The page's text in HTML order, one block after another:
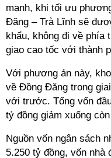
mạnh, khi tối ưu
Đăng – Trà Lĩnh sẽ
khẩu, không đi về phía
giao cao tốc với thành
Với phương án này,
về Đồng Đăng trong
với trước. Tổng vốn
tỷ đồng giảm xuống
Nguồn vốn ngân sách
5.250 tỷ đồng, vốn nhà